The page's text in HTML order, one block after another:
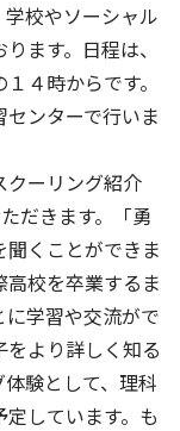
校やソーシャル
ます。日程は、
４時からです。
ンターで行いま
クーリング紹介
だきます。「勇
くことができま
校を卒業するま
学習や交流がで
より詳しく知る
験として、理科
しています。も